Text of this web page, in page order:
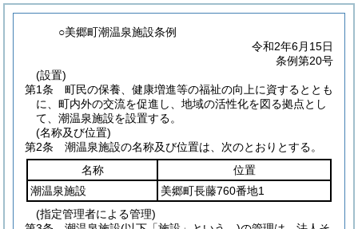
○美郷町潮温泉施設条例
令和2年6月15日
条例第20号
(設置)
第1条
町民の保養、健康増進等の福祉の向上に資するととも
に、町内外の交流を促進し、地域の活性化を図る拠点とし
て、潮温泉施設を設置する。
(名称及び位置)
第2条
潮温泉施設の名称及び位置は、次のとおりとする。
名称
位置
潮温泉施設
美郷町長藤760番地1
(指定管理者による管理)